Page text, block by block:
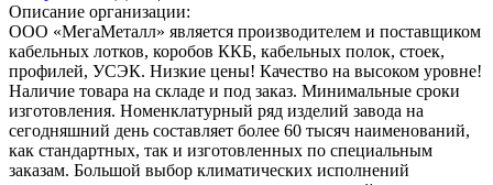
Описание организации:
ООО «МегаМеталл» является производителем и поставщиком
кабельных лотков, коробов ККБ, кабельных полок, стоек,
профилей, УСЭК. Низкие цены! Качество на высоком уровне!
Наличие товара на складе и под заказ. Минимальные сроки
изготовления. Номенклатурный ряд изделий завода на
сегодняшний день составляет более 60 тысяч наименований,
как стандартных, так и изготовленных по специальным
заказам. Большой выбор климатических исполнений